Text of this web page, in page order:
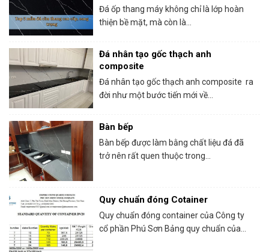
Đá ốp thang máy không chỉ là lớp hoàn
thiện bề mặt, mà còn là...
Đá nhân tạo gốc thạch anh
composite
Đá nhân tạo gốc thạch anh composite ra
đời như một bước tiến mới về...
Bàn bếp
Bàn bếp được làm bằng chất liệu đá đã
trở nên rất quen thuộc trong...
Quy chuẩn đóng Cotainer
Quy chuẩn đóng container của Công ty
cổ phần Phú Sơn Bảng quy chuẩn của...